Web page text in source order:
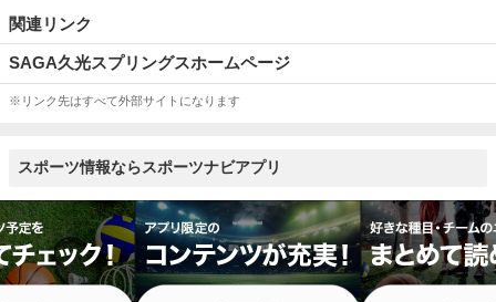
関連リンク
SAGA久光スプリングスホームページ
※リンク先はすべて外部サイトになります
スポーツ情報ならスポーツナビアプリ